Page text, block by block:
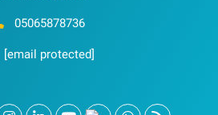
05065878736
[email protected]